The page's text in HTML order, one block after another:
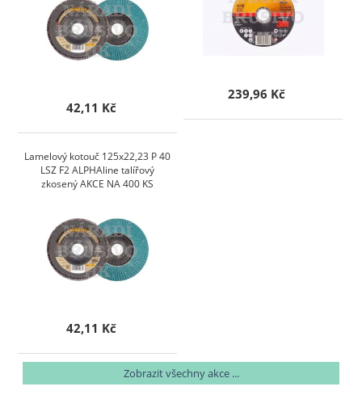
42,11 Kč
239,96 Kč
Lamelový kotouč 125x22,23 P 40
LSZ F2 ALPHAline talířový
zkosený AKCE NA 400 KS
42,11 Kč
Zobrazit všechny akce ...